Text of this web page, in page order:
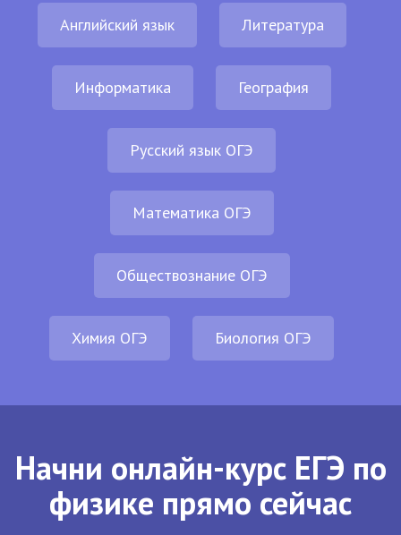
Английский язык Литература
Информатика География
Русский язык ОГЭ
Математика ОГЭ
Обществознание ОГЭ
Химия ОГЭ Биология ОГЭ
Начни онлайн-курс ЕГЭ по
физике прямо сейчас